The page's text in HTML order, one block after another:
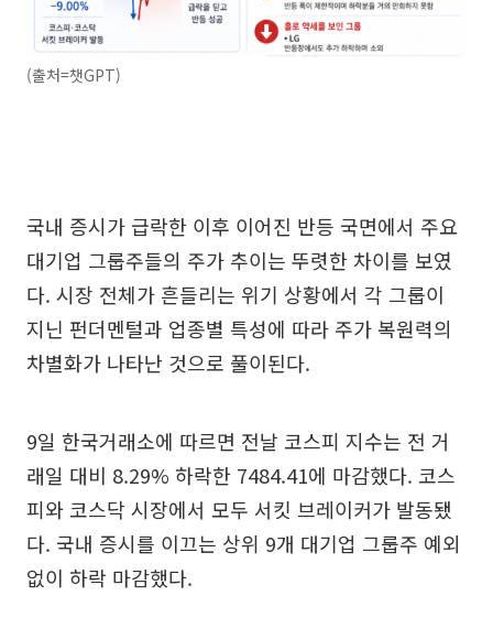
(출처=챗GPT)
국내 증시가 급락한 이후 이어진 반등 국면에서 주요
대기업 그룹주들의 주가 추이는 뚜렷한 차이를 보였
다. 시장 전체가 흔들리는 위기 상황에서 각 그룹이
지닌 펀더멘털과 업종별 특성에 따라 주가 복원력의
차별화가 나타난 것으로 풀이된다.
9일 한국거래소에 따르면 전날 코스피 지수는 전 거
래일 대비 8.29% 하락한 7484.41에 마감했다. 코스
피와 코스닥 시장에서 모두 서킷 브레이커가 발동됐
다. 국내 증시를 이끄는 상위 9개 대기업 그룹주 예외
없이 하락 마감했다.